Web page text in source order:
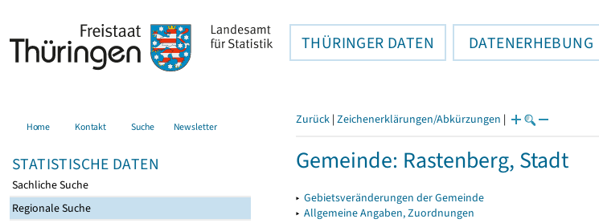
THÜRINGER DATEN DATENERHEBUNG
Home Kontakt Suche Newsletter
STATISTISCHE DATEN
Sachliche Suche
Regionale Suche
Zurück | Zeichenerklärungen/Abkürzungen |
Gemeinde: Rastenberg, Stadt
▸ Gebietsveränderungen der Gemeinde
▸ Allgemeine Angaben, Zuordnungen